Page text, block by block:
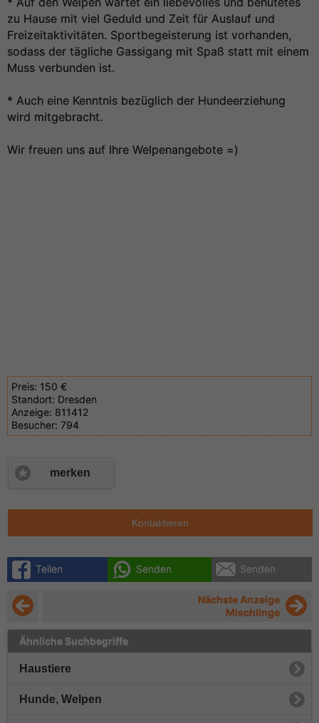
zu Hause mit viel Geduld und Zeit für Auslauf und
Freizeitaktivitäten. Sportbegeisterung ist vorhanden,
sodass der tägliche Gassigang mit Spaß statt mit einem
Muss verbunden ist.
* Auch eine Kenntnis bezüglich der Hundeerziehung
wird mitgebracht.
Wir freuen uns auf Ihre Welpenangebote =)
Preis: 150 €
Standort: Dresden
Anzeige: 811412
Besucher: 794
merken
Kontaktieren
Teilen Senden Senden
Nächste Anzeige
Mischlinge
Ähnliche Suchbegriffe
Haustiere
Hunde, Welpen